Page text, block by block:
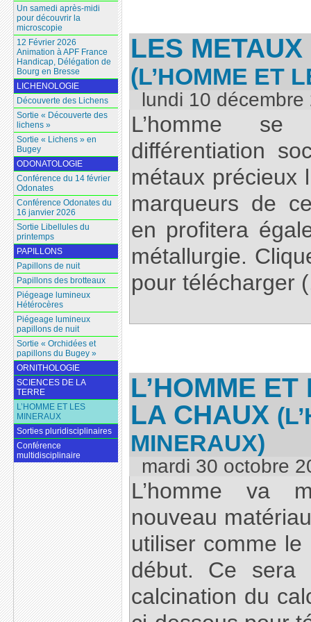
LES
(L’HOMME ET
lundi 10 décembre
L’homme
différentiation
métaux précieux
marqueurs de
en profitera
métallurgie.
pour télécharger
L’HOMME
LA CHAUX
MINERAUX)
mardi 30 octobre
L’homme va
nouveau
utiliser comme
début. Ce
calcination du
Un samedi après-midi
pour découvrir la
microscopie
12 Février 2026
Animation à APF France
Handicap, Délégation de
Bourg en Bresse
LICHENOLOGIE
Découverte des Lichens
Sortie « Découverte des
lichens »
Sortie « Lichens » en
Bugey
ODONATOLOGIE
Conférence du 14 février
Odonates
Conférence Odonates du
16 janvier 2026
Sortie Libellules du
printemps
PAPILLONS
Papillons de nuit
Papillons des brotteaux
Piégeage lumineux
Hétérocères
Piégeage lumineux
papillons de nuit
Sortie « Orchidées et
papillons du Bugey »
ORNITHOLOGIE
SCIENCES DE LA
TERRE
L’HOMME ET LES
MINERAUX
Sorties pluridisciplinaires
Conférence
multidisciplinaire